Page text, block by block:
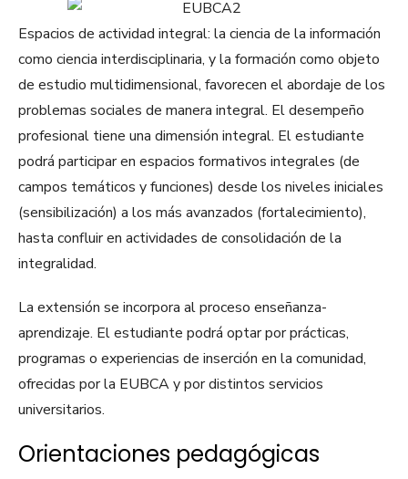
Espacios de actividad integral: la ciencia de la información
como ciencia interdisciplinaria, y la formación como objeto
de estudio multidimensional, favorecen el abordaje de los
problemas sociales de manera integral. El desempeño
profesional tiene una dimensión integral. El estudiante
podrá participar en espacios formativos integrales (de
campos temáticos y funciones) desde los niveles iniciales
(sensibilización) a los más avanzados (fortalecimiento),
hasta confluir en actividades de consolidación de la
integralidad.
La extensión se incorpora al proceso enseñanza-
aprendizaje. El estudiante podrá optar por prácticas,
programas o experiencias de inserción en la comunidad,
ofrecidas por la EUBCA y por distintos servicios
universitarios.
Orientaciones pedagógicas